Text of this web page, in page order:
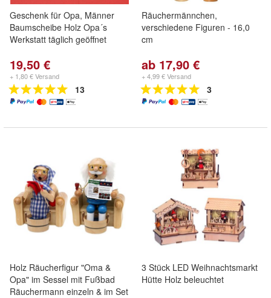
Geschenk für Opa, Männer
Baumscheibe Holz Opa´s
Werkstatt täglich geöffnet
19,50 €
+ 1,80 € Versand
13
Räuchermännchen,
verschiedene Figuren - 16,0
cm
ab 17,90 €
+ 4,99 € Versand
3
Holz Räucherfigur "Oma &
Opa" im Sessel mit Fußbad
Räuchermann einzeln & im Set
3 Stück LED Weihnachtsmarkt
Hütte Holz beleuchtet